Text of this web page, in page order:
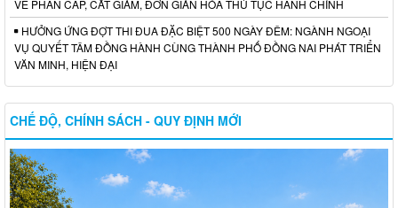
VỀ PHÂN CẤP, CẮT GIẢM, ĐƠN GIẢN HÓA THỦ TỤC HÀNH CHÍNH
HƯỞNG ỨNG ĐỢT THI ĐUA ĐẶC BIỆT 500 NGÀY ĐÊM: NGÀNH NGOẠI
VỤ QUYẾT TÂM ĐỒNG HÀNH CÙNG THÀNH PHỐ ĐỒNG NAI PHÁT TRIỂN
VĂN MINH, HIỆN ĐẠI
CHẾ ĐỘ, CHÍNH SÁCH - QUY ĐỊNH MỚI